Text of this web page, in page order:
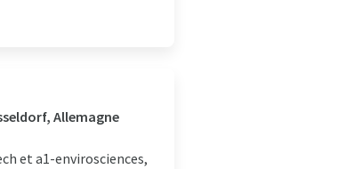
Allemagne
et a1-envirosciences,